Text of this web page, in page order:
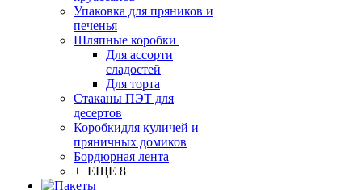
Упаковка для пряников и
печенья
Шляпные коробки
Для ассорти
сладостей
Для торта
Стаканы ПЭТ для
десертов
Коробкидля куличей и
пряничных домиков
Бордюрная лента
+ ЕЩЕ 8